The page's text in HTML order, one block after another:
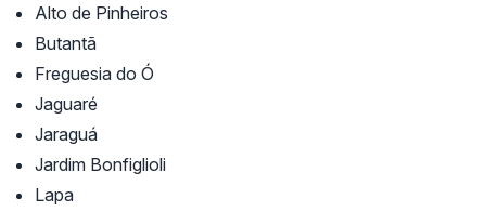
Alto de Pinheiros
Butantã
Freguesia do Ó
Jaguaré
Jaraguá
Jardim Bonfiglioli
Lapa